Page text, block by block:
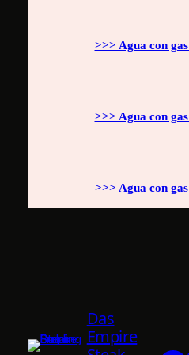
>>> Agua con
>>> Agua con
>>> Agua con
Das
Empire